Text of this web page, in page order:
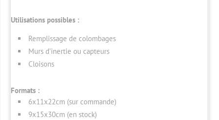
Utilisations possibles :
Remplissage de colombages
Murs d’inertie ou capteurs
Cloisons
Formats :
6x11x22cm (sur commande)
9x15x30cm (en stock)